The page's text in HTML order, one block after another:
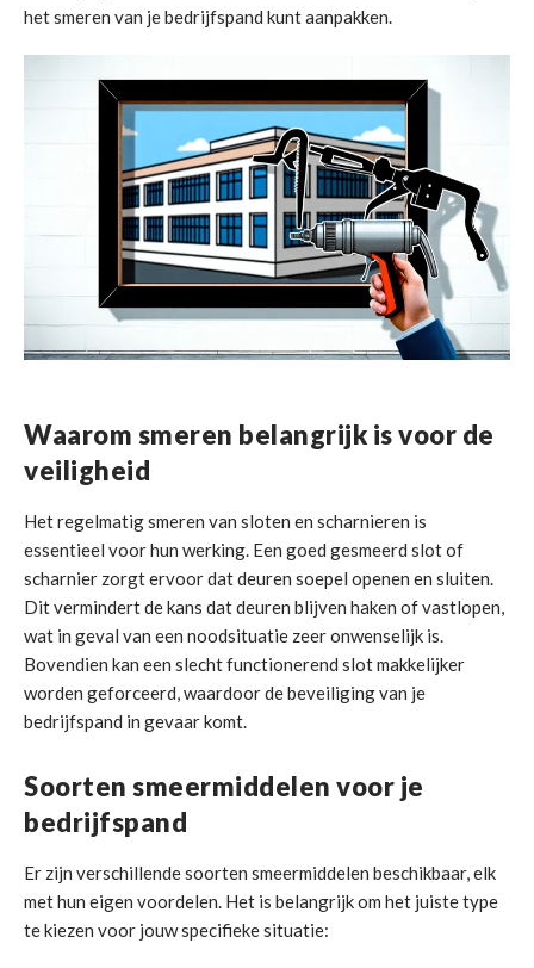
het smeren van je bedrijfspand kunt aanpakken.
Waarom smeren belangrijk is voor de
veiligheid
Het regelmatig smeren van sloten en scharnieren is
essentieel voor hun werking. Een goed gesmeerd slot of
scharnier zorgt ervoor dat deuren soepel openen en sluiten.
Dit vermindert de kans dat deuren blijven haken of vastlopen,
wat in geval van een noodsituatie zeer onwenselijk is.
Bovendien kan een slecht functionerend slot makkelijker
worden geforceerd, waardoor de beveiliging van je
bedrijfspand in gevaar komt.
Soorten smeermiddelen voor je
bedrijfspand
Er zijn verschillende soorten smeermiddelen beschikbaar, elk
met hun eigen voordelen. Het is belangrijk om het juiste type
te kiezen voor jouw specifieke situatie: